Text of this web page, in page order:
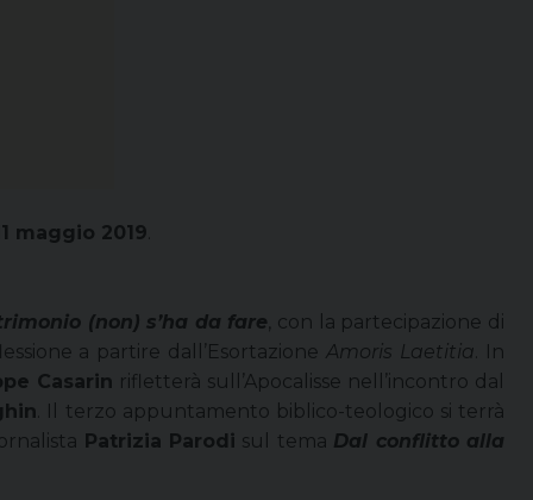
maggio 2019
(non) s’ha da fare , con la partecipazione di
a partire dall’EsortazioneAmoris Laetitia . In
Casarin rifletterà sull’Apocalisse nell’incontro dal
. Il terzo appuntamento biblico-teologico si terrà
Patrizia Parodi sul tema Dal conflitto alla